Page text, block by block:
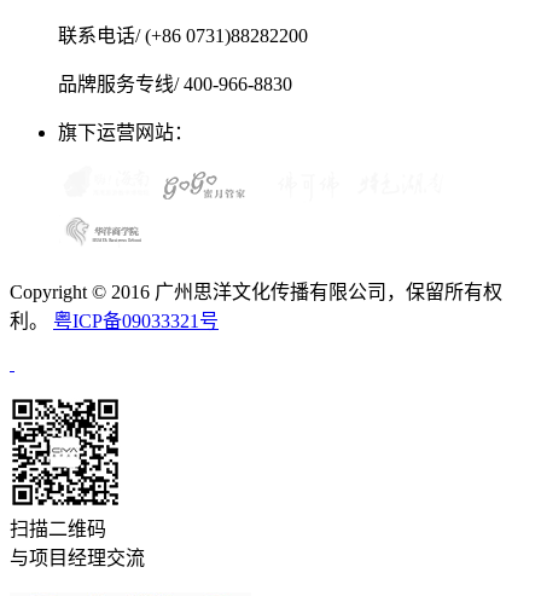
联系电话/ (+86 0731)88282200
品牌服务专线/ 400-966-8830
旗下运营网站：
Copyright © 2016 广州思洋文化传播有限公司，保留所有权
利。 粤ICP备09033321号
扫描二维码
与项目经理交流